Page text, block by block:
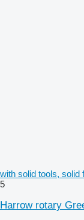
with solid tools, solid
5
Harrow rotary